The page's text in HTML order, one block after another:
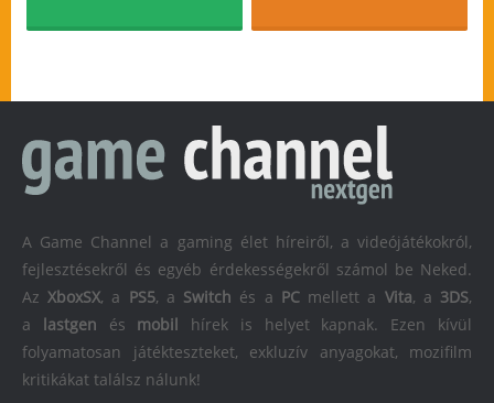
A Game Channel a gaming élet híreiről, a videójátékokról,
fejlesztésekről és egyéb érdekességekről számol be Neked.
AzXboxSX, a PS5, a Switch és a PCmellett a Vita, a 3DS,
a lastgen és mobil hírek is helyet kapnak. Ezen kívül
folyamatosan játékteszteket, exkluzív anyagokat, mozifilm
kritikákat találsz nálunk!